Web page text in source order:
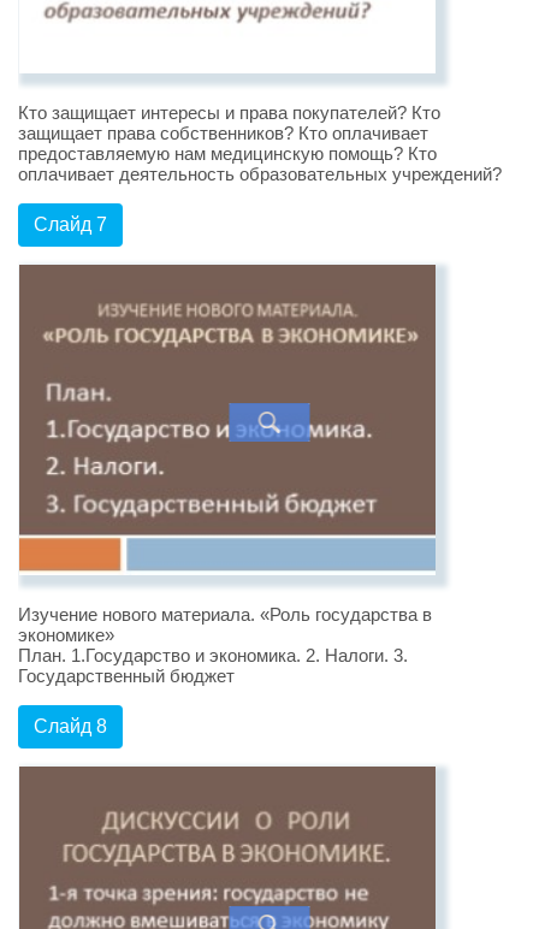
Кто защищает интересы и права покупателей? Кто
защищает права собственников? Кто оплачивает
предоставляемую нам медицинскую помощь? Кто
оплачивает деятельность образовательных учреждений?
Слайд 7
Изучение нового материала. «Роль государства в
экономике»
План. 1.Государство и экономика. 2. Налоги. 3.
Государственный бюджет
Слайд 8